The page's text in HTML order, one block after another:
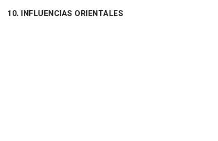
10. INFLUENCIAS ORIENTALES